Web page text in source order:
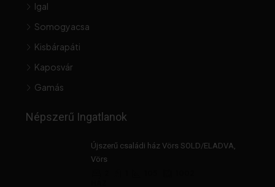
Igal
Somogyacsa
Kisbárapáti
Kaposvár
Gamás
Népszerű Ingatlanok
Újszerű családi ház Vörs SOLD/ELADVA,
Vörs